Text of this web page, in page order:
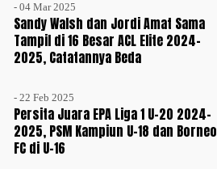
- 04 Mar 2025
Sandy Walsh dan Jordi Amat Sama
Tampil di 16 Besar ACL Elite 2024-
2025, Catatannya Beda
- 22 Feb 2025
Persita Juara EPA Liga 1 U-20 2024-
2025, PSM Kampiun U-18 dan Borneo
FC di U-16